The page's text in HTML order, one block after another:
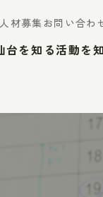
人材募集 お問い合わ
台を知る活動を